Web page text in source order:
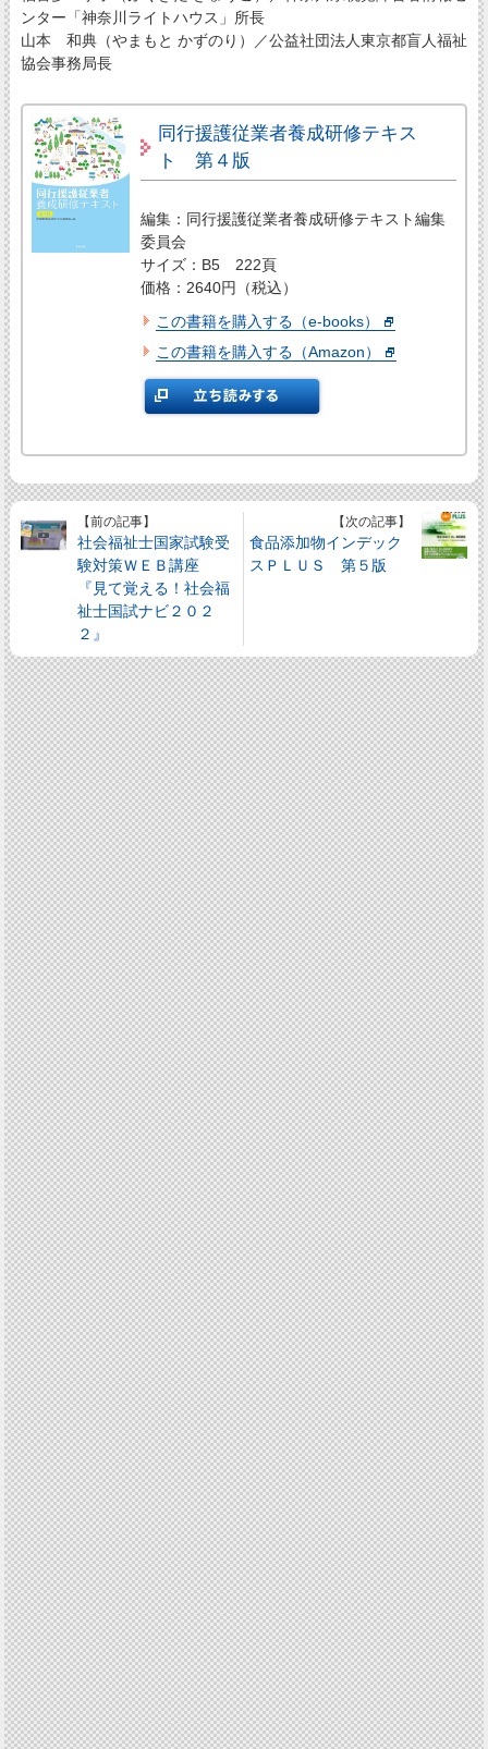
ンター「神奈川ライトハウス」所長
山本 和典（やまもと かずのり）／公益社団法人東京都盲人福祉
協会事務局長
同行援護従業者養成研修テキス
ト 第４版
編集：同行援護従業者養成研修テキスト編集
委員会
サイズ：B5 222頁
価格：2640円（税込）
この書籍を購入する（e-books）
この書籍を購入する（Amazon）
【前の記事】
社会福祉士国家試験受
験対策ＷＥＢ講座
『見て覚える！社会福
祉士国試ナビ２０２
２』
【次の記事】
食品添加物インデック
スＰＬＵＳ 第５版